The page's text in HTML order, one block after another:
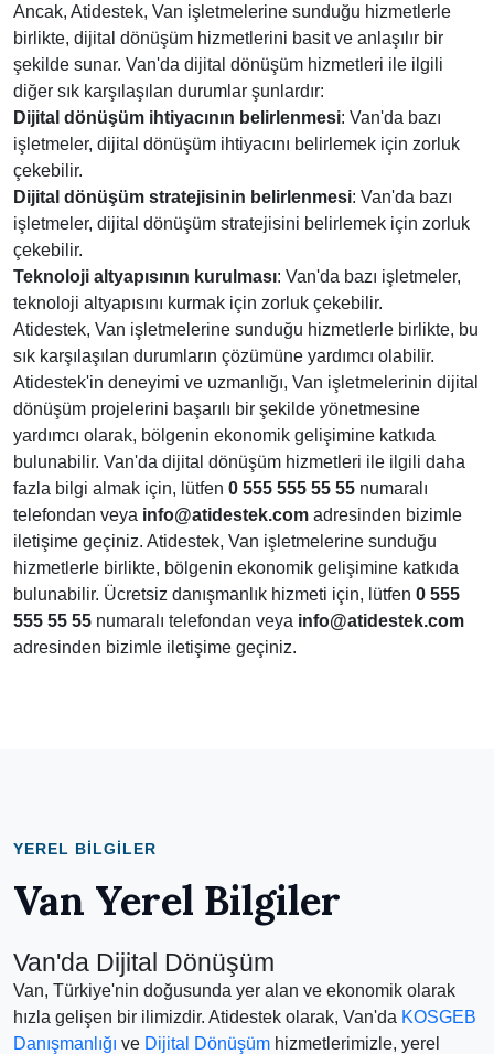
Ancak, Atidestek, Van işletmelerine sunduğu hizmetlerle
birlikte, dijital dönüşüm hizmetlerini basit ve anlaşılır bir
şekilde sunar. Van'da dijital dönüşüm hizmetleri ile ilgili
diğer sık karşılaşılan durumlar şunlardır:
Dijital dönüşüm ihtiyacının belirlenmesi: Van'da bazı
işletmeler, dijital dönüşüm ihtiyacını belirlemek için zorluk
çekebilir.
Dijital dönüşüm stratejisinin belirlenmesi: Van'da bazı
işletmeler, dijital dönüşüm stratejisini belirlemek için zorluk
çekebilir.
Teknoloji altyapısının kurulması: Van'da bazı işletmeler,
teknoloji altyapısını kurmak için zorluk çekebilir.
Atidestek, Van işletmelerine sunduğu hizmetlerle birlikte, bu
sık karşılaşılan durumların çözümüne yardımcı olabilir.
Atidestek'in deneyimi ve uzmanlığı, Van işletmelerinin dijital
dönüşüm projelerini başarılı bir şekilde yönetmesine
yardımcı olarak, bölgenin ekonomik gelişimine katkıda
bulunabilir. Van'da dijital dönüşüm hizmetleri ile ilgili daha
fazla bilgi almak için, lütfen 0 555 555 55 55 numaralı
telefondan veya info@atidestek.com adresinden bizimle
iletişime geçiniz. Atidestek, Van işletmelerine sunduğu
hizmetlerle birlikte, bölgenin ekonomik gelişimine katkıda
bulunabilir. Ücretsiz danışmanlık hizmeti için, lütfen 0 555
555 55 55 numaralı telefondan veya info@atidestek.com
adresinden bizimle iletişime geçiniz.
YEREL BILGILER
Van Yerel Bilgiler
Van'da Dijital Dönüşüm
Van, Türkiye'nin doğusunda yer alan ve ekonomik olarak
hızla gelişen bir ilimizdir. Atidestek olarak, Van'da KOSGEB
Danışmanlığı ve Dijital Dönüşüm hizmetlerimizle, yerel